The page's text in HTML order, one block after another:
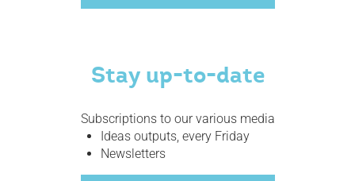
Stay up-to-date
Subscriptions to our various media
Ideas outputs, every Friday
Newsletters